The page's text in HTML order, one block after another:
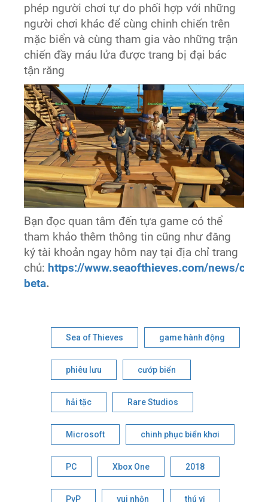
phép người chơi tự do phối hợp với những
người chơi khác để cùng chinh chiến trên
mặc biển và cùng tham gia vào những trận
chiến đầy máu lửa được trang bị đại bác
tận răng
Bạn đọc quan tâm đến tựa game có thể
tham khảo thêm thông tin cũng như đăng
ký tài khoản ngay hôm nay tại địa chỉ trang
chủ: https://www.seaofthieves.com/news/
beta.
Sea of Thieves game hành động
phiêu lưu cướp biển
hải tặc Rare Studios
Microsoft chinh phục biển khơi
PC Xbox One 2018
PvP vui nhộn thú vị